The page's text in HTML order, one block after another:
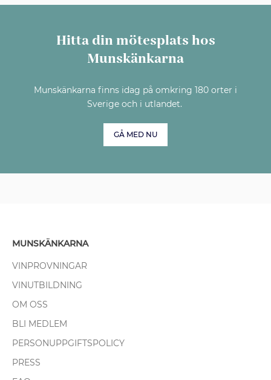
Hitta din mötesplats hos
Munskänkarna
Munskänkarna finns idag på omkring 180 orter i
Sverige och i utlandet.
GÅ MED NU
MUNSKÄNKARNA
VINPROVNINGAR
VINUTBILDNING
OM OSS
BLI MEDLEM
PERSONUPPGIFTSPOLICY
PRESS